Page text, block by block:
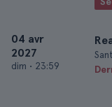
04 avr
2027
dim • 23:59